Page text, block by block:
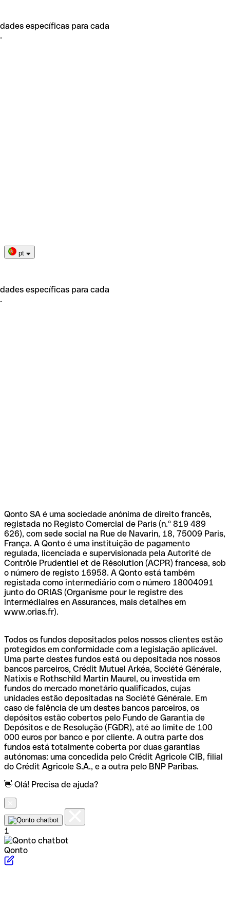
específicas para cada
pt
específicas para cada
Qonto SA é uma sociedade anónima de direito francês,
registada no Registo Comercial de Paris (n.º 819 489
626), com sede social na Rue de Navarin, 18, 75009 Paris,
França. A Qonto é uma instituição de pagamento
regulada, licenciada e supervisionada pela Autorité de
Contrôle Prudentiel et de Résolution (ACPR) francesa, sob
o número de registo 16958. A Qonto está também
registada como intermediário com o número 18004091
junto do ORIAS (Organisme pour le registre des
intermédiaires en Assurances, mais detalhes em
www.orias.fr).
Todos os fundos depositados pelos nossos clientes estão
protegidos em conformidade com a legislação aplicável.
Uma parte destes fundos está ou depositada nos nossos
bancos parceiros, Crédit Mutuel Arkéa, Société Générale,
Natixis e Rothschild Martin Maurel, ou investida em
fundos do mercado monetário qualificados, cujas
unidades estão depositadas na Société Générale. Em
caso de falência de um destes bancos parceiros, os
depósitos estão cobertos pelo Fundo de Garantia de
Depósitos e de Resolução (FGDR), até ao limite de 100
000 euros por banco e por cliente. A outra parte dos
fundos está totalmente coberta por duas garantias
autónomas: uma concedida pelo Crédit Agricole CIB, filial
do Crédit Agricole S.A., e a outra pelo BNP Paribas.
👋 Olá! Precisa de ajuda?
1
Qonto